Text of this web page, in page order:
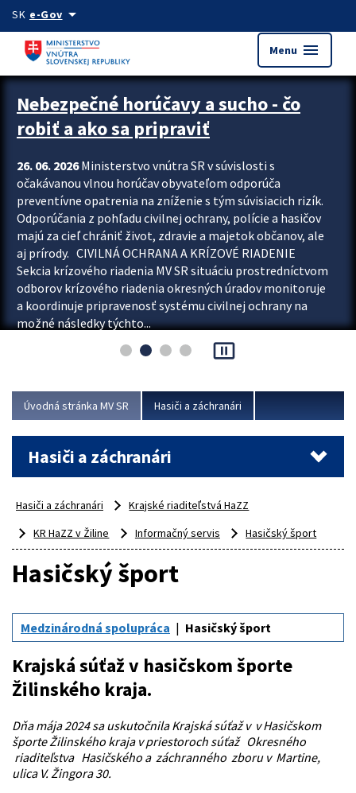
Preskocit na hlavný obsah
SK e-Govarrow_drop_down
Menu menu
Zastavit automatický posun upútavok
Nebezpečné horúčavy a sucho - čo
robiť a ako sa pripraviť
26. 06. 2026Ministerstvo vnútra SR v súvislosti s
očakávanou vlnou horúčav obyvateľom odporúča
preventívne opatrenia na zníženie s tým súvisiacich rizík.
Odporúčania z pohľadu civilnej ochrany, polície a hasičov
majú za cieľ chrániť život, zdravie a majetok občanov, ale
aj prírody. CIVILNÁ OCHRANA A KRÍZOVÉ RIADENIE
Sekcia krízového riadenia MV SR situáciu prostredníctvom
odborov krízového riadenia okresných úradov monitoruje
a koordinuje pripravenosť systému civilnej ochrany na
možné následky týchto...
pause_presentation
Úvodná stránka MV SR Hasiči a záchranári
Hasiči a záchranári
Hasiči a záchranári
Krajské riaditeľstvá HaZZ
KR HaZZ v Žiline
Informačný servis Hasičský šport
Hasičský šport
Medzinárodná spolupráca Hasičský šport
Krajská súťaž v hasičskom športe
Žilinského kraja.
Dňa mája 2024 sa uskutočnila Krajská súťaž v v Hasičskom
športe Žilinského kraja vpriestoroch súťaž Okresného
riaditeľstva Hasičského a záchranného zboru v Martine,
ulica V. Žingora 30.